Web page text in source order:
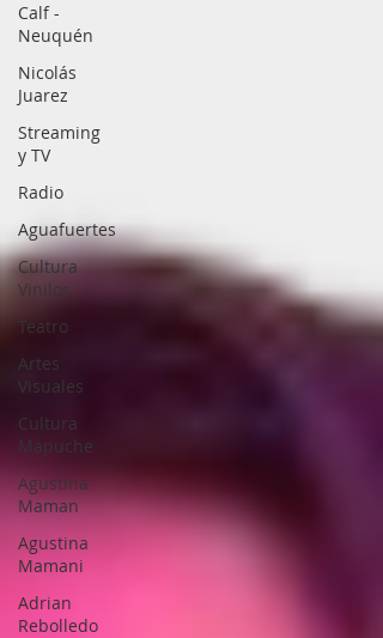
Calf -
Neuquén
Nicolás
Juarez
Streaming
y TV
Radio
Aguafuertes
Cultura
Vinilos
Teatro
Artes
Visuales
Cultura
Mapuche
Agustina
Maman
Agustina
Mamani
Adrian
Rebolledo